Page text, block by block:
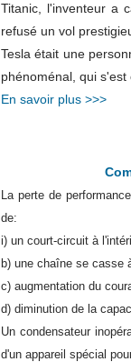
Titanic, l'inventeur a
refusé un vol
Tesla était une
phénoménal, qui s'est
En savoir plus >>>
La perte de
de:
i) un court-circuit à
b) une chaîne se casse
c) augmentation du
d) diminution de la
Un condensateur
d'un appareil spécial